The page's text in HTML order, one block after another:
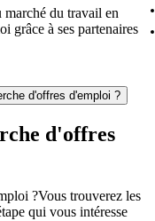
marché du travail en
grâce à ses partenaires
d'offres d'emploi ?
d'offres
?Vous trouverez les
qui vous intéresse